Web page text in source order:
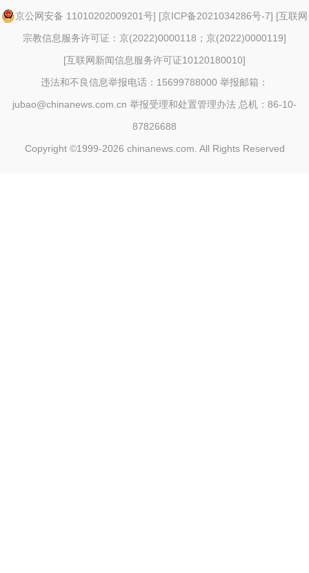
京公网安备 11010202009201号] [京ICP备2021034286号-7] [互联网
宗教信息服务许可证：京(2022)0000118；京(2022)0000119]
[互联网新闻信息服务许可证10120180010]
违法和不良信息举报电话：15699788000 举报邮箱：
jubao@chinanews.com.cn 举报受理和处置管理办法 总机：86-10-
87826688
Copyright ©1999-2026 chinanews.com. All Rights Reserved